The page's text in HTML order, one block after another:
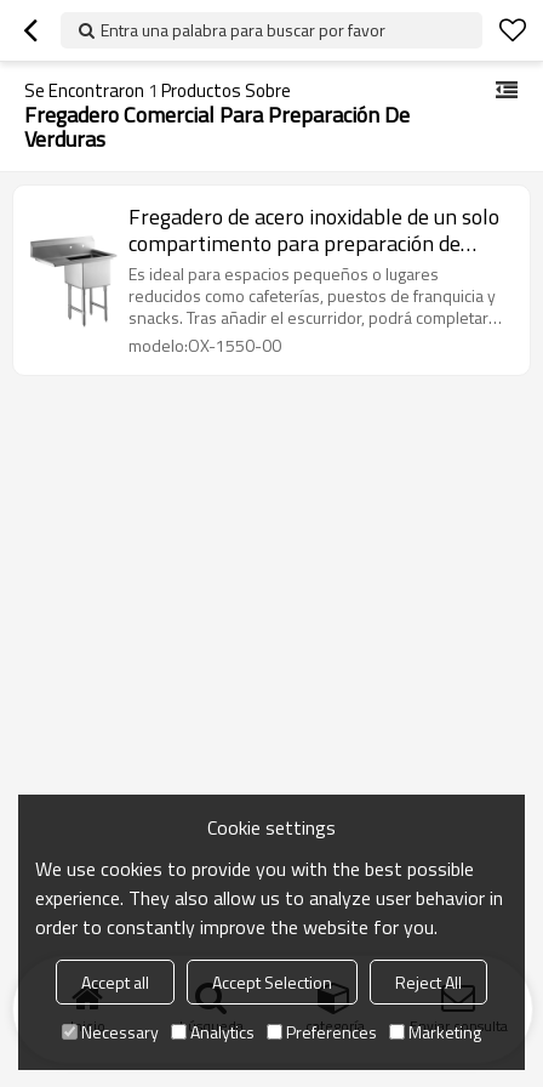
Entra una palabra para buscar por favor
Se Encontraron 1 Productos Sobre
Fregadero Comercial Para Preparación De
Verduras
Fregadero de acero inoxidable de un solo
compartimento para preparación de
verduras para uso comercial
Es ideal para espacios pequeños o lugares
reducidos como cafeterías, puestos de franquicia y
snacks. Tras añadir el escurridor, podrá completar
todas las tareas de lavado y secado necesarias.
modelo:OX-1550-00
Inicio búsqueda categoría Enviar consulta
Cookie settings
We use cookies to provide you with the best possible
experience. They also allow us to analyze user behavior in
order to constantly improve the website for you.
Accept all Accept Selection
Reject All
Necessary
Analytics Preferences Marketing